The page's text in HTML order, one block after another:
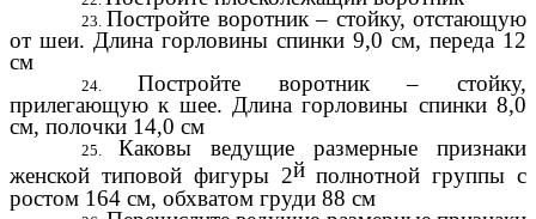
Постройте воротник – стойку, отстающую
от шеи. Длина горловины спинки 9,0 см, переда 12
см
Постройте воротник – стойку,
прилегающую к шее. Длина горловины спинки 8,0
см, полочки 14,0 см
Каковы ведущие размерные признаки
женской типовой фигуры 2йполнотной группы с
ростом 164 см, обхватом груди 88 см